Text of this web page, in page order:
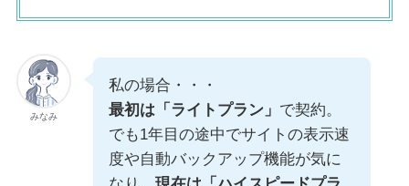
みなみ
私の場合・・・
最初は「ライトプラン」 で契約。
でも1年目の途中でサイトの表示速
度や自動バックアップ機能が気に